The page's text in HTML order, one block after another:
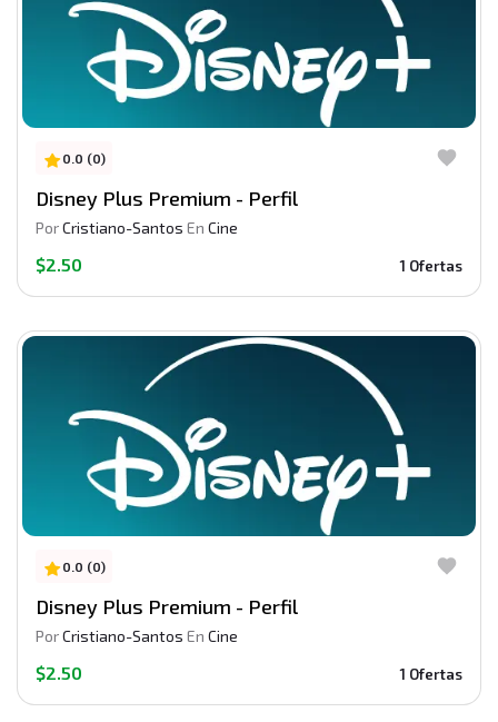
0.0 (0)
Disney Plus Premium - Perfil
PorCristiano-Santos En Cine
$2.50 1 Ofertas
0.0 (0)
Disney Plus Premium - Perfil
PorCristiano-Santos En Cine
$2.50 1 Ofertas